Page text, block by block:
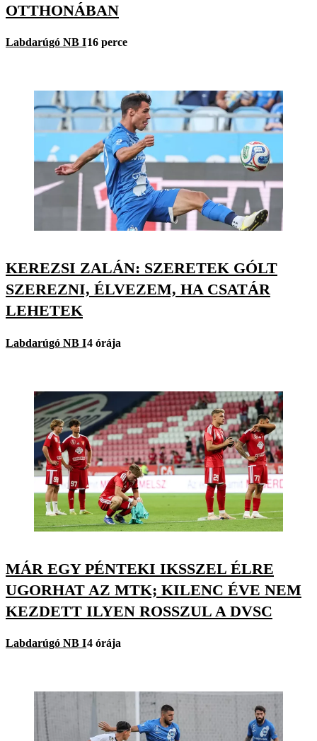
OTTHONÁBAN
Labdarúgó NB I16 perce
KEREZSI ZALÁN: SZERETEK GÓLT
SZEREZNI, ÉLVEZEM, HA CSATÁR
LEHETEK
Labdarúgó NB I4 órája
MÁR EGY PÉNTEKI IKSSZEL ÉLRE
UGORHAT AZ MTK; KILENC ÉVE NEM
KEZDETT ILYEN ROSSZUL A DVSC
Labdarúgó NB I4 órája